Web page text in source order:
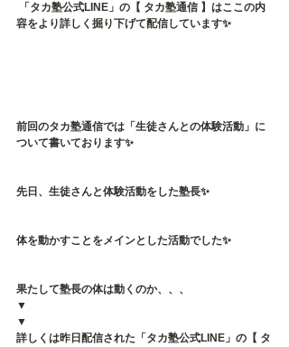
容をより詳しく掘り下げて配信しています✨
前回のタカ塾通信では「生徒さんとの体験活動」に
ついて書いております✨
先日、生徒さんと体験活動をした塾長✨
体を動かすことをメインとした活動でした✨
果たして塾長の体は動くのか、、、
▼
▼
詳しくは昨日配信された「タカ塾公式LINE」の【 タ